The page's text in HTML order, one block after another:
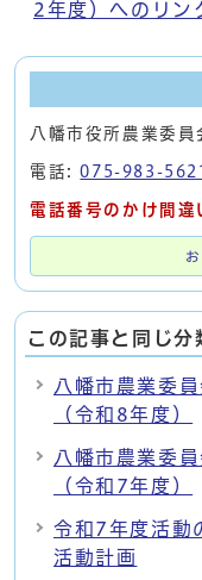
2年度）へのリン
八幡市役所農業委
電話:075-983-5621
電話番号のかけ間違
この記事と同じ分
八幡市農業委
（令和8年度）
八幡市農業委
（令和7年度）
令和7年度活動
活動計画